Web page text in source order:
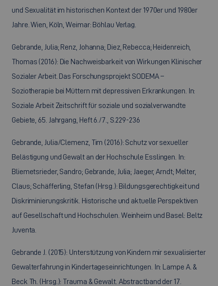
und Sexualität im historischen Kontext der 1970er und 1980er
Jahre. Wien, Köln, Weimar: Böhlau Verlag.
Gebrande, Julia; Renz, Johanna; Diez, Rebecca; Heidenreich,
Thomas (2016): Die Nachweisbarkeit von Wirkungen Klinischer
Sozialer Arbeit. Das Forschungsprojekt SODEMA –
Soziotherapie bei Müttern mit depressiven Erkrankungen. In:
Soziale Arbeit Zeitschrift für soziale und sozialverwandte
Gebiete, 65. Jahrgang, Heft 6./7., S.229-236
Gebrande, Julia/Clemenz, Tim (2016): Schutz vor sexueller
Belästigung und Gewalt an der Hochschule Esslingen. In:
Bliemetsrieder, Sandro; Gebrande, Julia; Jaeger, Arndt; Melter,
Claus; Schäfferling, Stefan (Hrsg.): Bildungsgerechtigkeit und
Diskriminierungskritik. Historische und aktuelle Perspektiven
auf Gesellschaft und Hochschulen. Weinheim und Basel: Beltz
Juventa.
Gebrande J. (2015): Unterstützung von Kindern mir sexualisierter
Gewalterfahrung in Kindertageseinrichtungen. In: Lampe A. &
Beck Th. (Hrsg.): Trauma & Gewalt. Abstractband der 17.